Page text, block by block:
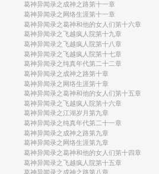
葛神异闻录之成神之路第十一章
葛神异闻录之网络生涯第十一章
葛神异闻录之葛神和他的女人们第十六章
葛神异闻录之飞越疯人院第十九章
葛神异闻录之飞越疯人院第十八章
葛神异闻录之飞越疯人院第十七章
葛神异闻录之纯真年代第二十二章
葛神异闻录之成神之路第十章
葛神异闻录之网络生涯第十章
葛神异闻录之葛神和他的女人们第十五章
葛神异闻录之飞越疯人院第十六章
葛神异闻录之江湖岁月第九章
葛神异闻录之纯真年代第二十一章
葛神异闻录之成神之路第九章
葛神异闻录之网络生涯第九章
葛神异闻录之葛神和他的女人们第十四章
葛神异闻录之飞越疯人院第十五章
葛神异闻录之成神之路第八章